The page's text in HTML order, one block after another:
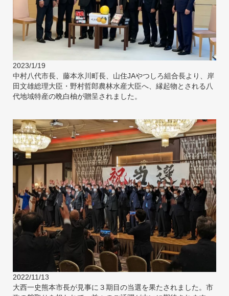
2023/1/19
中村八代市長、藤本氷川町長、山住JAやつしろ組合長より、岸
田文雄総理大臣・野村哲郎農林水産大臣へ、縁起物とされる八
代地域特産の晩白柚が贈呈されました。
2022/11/13
大西一史熊本市長が見事に３期目の当選を果たされました。市